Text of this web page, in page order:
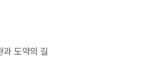
도약의 길